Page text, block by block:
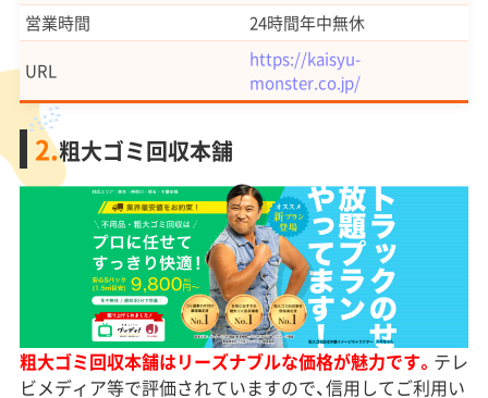
営業時間
24時間年中無休
URL
https://kaisyu-
monster.co.jp/
2.粗大ゴミ回収本舗
粗大ゴミ回収本舗はリーズナブルな価格が魅力です。 テレ
ビメディア等で評価されていますので、信用してご利用い